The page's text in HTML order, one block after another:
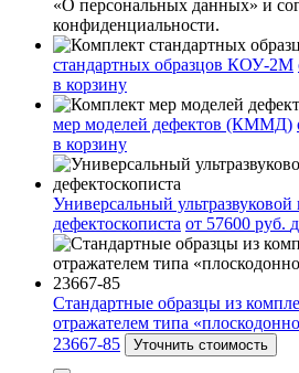
«О персональных данных» и
конфиденциальности.
стандартных образцов КОУ-2М
в корзину
мер моделей дефектов (КММД)
в корзину
Универсальный ультразвуковой
дефектоскописта от 57600 руб.
Стандартные образцы из
отражателем типа
23667-85
Уточнить стоимость